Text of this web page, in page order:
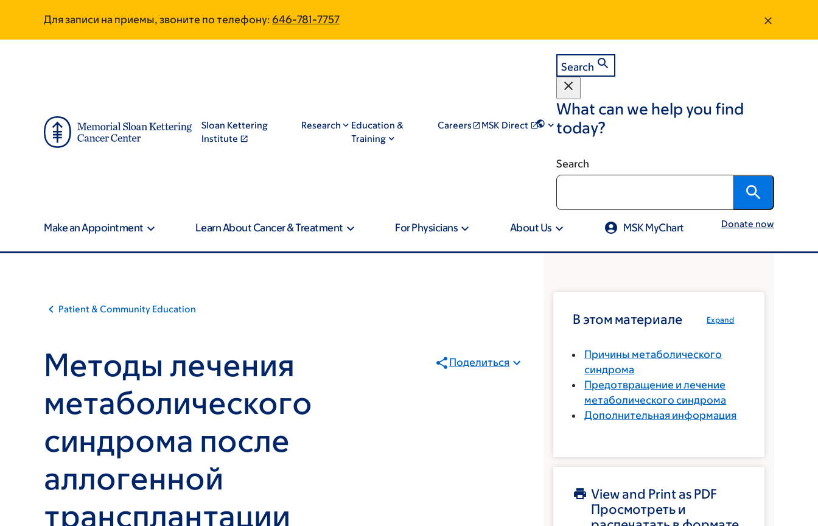
main
footer
Для записи на приемы, звоните по телефону: 646-781-7757
Sloan Kettering
Institute
Research
Education &
Training
Careers MSK Direct
Search
What can we help you find
today?
Search
Make an Appointment Learn About Cancer & Treatment For Physicians About Us MSK MyChart Donate now
Patient & Community Education
Методы лечения
метаболического
синдрома после
аллогенной
трансплантации
Поделиться
Expand
В этом материале
Причины метаболического
синдрома
Предотвращение и лечение
метаболического синдрома
Дополнительная информация
View and Print as PDF
Просмотреть и